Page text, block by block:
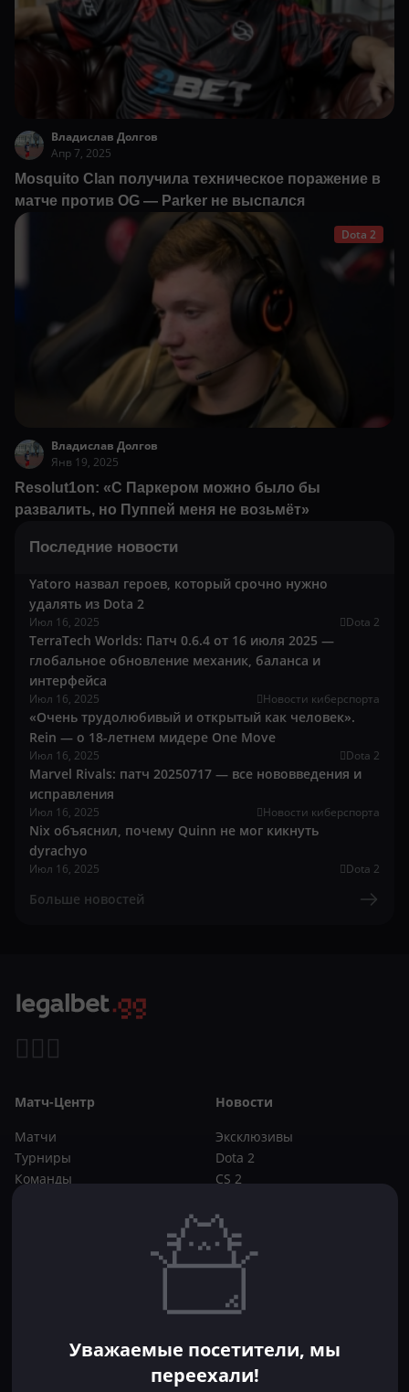
Владислав Долгов
Апр 7, 2025
Mosquito Clan получила техническое поражение в
матче против OG — Parker не выспался
Dota 2
Владислав Долгов
Янв 19, 2025
Resolut1on: «С Паркером можно было бы
развалить, но Пуппей меня не возьмёт»
Последние новости
Yatoro назвал героев, который срочно нужно
удалять из Dota 2
Июл 16, 2025 Dota 2
TerraTech Worlds: Патч 0.6.4 от 16 июля 2025 —
глобальное обновление механик, баланса и
интерфейса
Июл 16, 2025 Новости киберспорта
«Очень трудолюбивый и открытый как человек».
Rein — о 18-летнем мидере One Move
Июл 16, 2025 Dota 2
Marvel Rivals: патч 20250717 — все нововведения и
исправления
Июл 16, 2025 Новости киберспорта
Nix объяснил, почему Quinn не мог кикнуть
dyrachyo
Июл 16, 2025 Dota 2
Больше новостей
Матч-Центр
Матчи
Турниры
Команды
Новости
Эксклюзивы
Dota 2
CS 2
Букмекеры
CS 2
ФрибетыУважаемые посетители, мы
переехали!